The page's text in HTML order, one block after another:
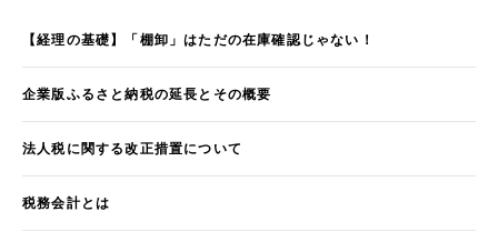
【経理の基礎】「棚卸」はただの在庫確認じゃない！
企業版ふるさと納税の延長とその概要
法人税に関する改正措置について
税務会計とは